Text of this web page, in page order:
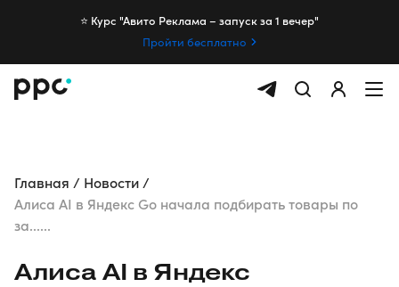
⭐️ Курс "Авито Реклама – запуск за 1 вечер"
Пройти бесплатно
Главная
Новости
Алиса AI в Яндекс Go начала подбирать товары по
за......
Алиса AI в Яндекс